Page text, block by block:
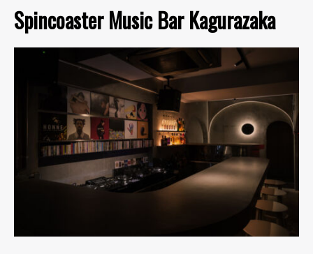
Spincoaster Music Bar Kagurazaka